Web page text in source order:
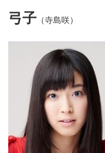
弓子 （寺島咲）